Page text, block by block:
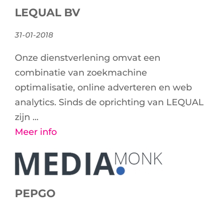
LEQUAL BV
31-01-2018
Onze dienstverlening omvat een
combinatie van zoekmachine
optimalisatie, online adverteren en web
analytics. Sinds de oprichting van LEQUAL
zijn ...
Meer info
PEPGO